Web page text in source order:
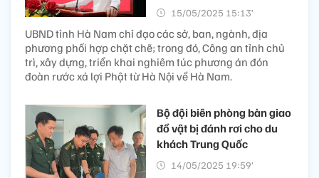
15/05/2025 15:13’
UBND tỉnh Hà Nam chỉ đạo các sở, ban, ngành, địa
phương phối hợp chặt chẽ; trong đó, Công an tỉnh chủ
trì, xây dựng, triển khai nghiêm túc phương án đón
đoàn rước xá lợi Phật từ Hà Nội về Hà Nam.
Bộ đội biên phòng bàn giao
đồ vật bị đánh rơi cho du
khách Trung Quốc
14/05/2025 19:59’